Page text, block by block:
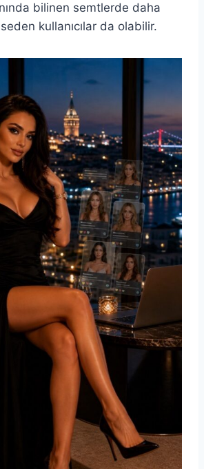
bilinen semtlerde daha
kullanıcılar da olabilir.